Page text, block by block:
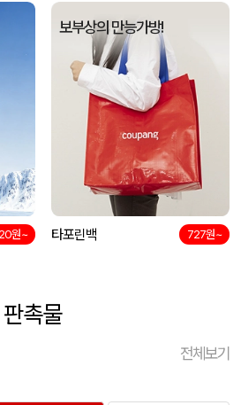
원~
보부상의 만능가방!
타포린백 727원~
촉물
전체보기